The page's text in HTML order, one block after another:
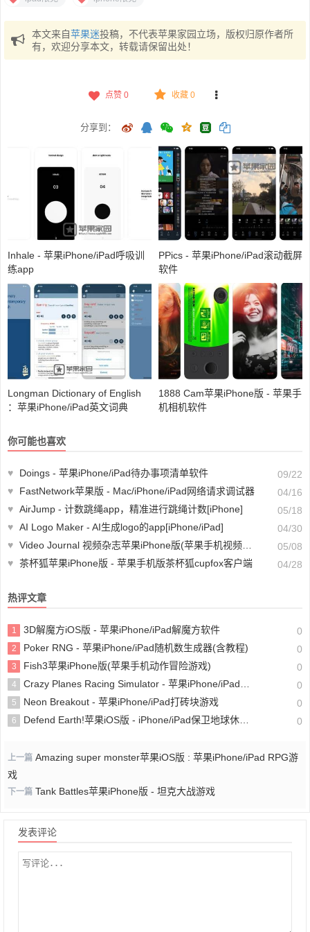
本文来自苹果迷投稿，不代表苹果家园立场，版权归原作者所
有，欢迎分享本文，转载请保留出处！
点赞 0 收藏 0
分享到：
Inhale - 苹果iPhone/iPad呼吸训
练app
PPics - 苹果iPhone/iPad滚动截屏
软件
Longman Dictionary of English
：苹果iPhone/iPad英文词典
1888 Cam苹果iPhone版 - 苹果手
机相机软件
你可能也喜欢
♥ Doings - 苹果iPhone/iPad待办事项清单软件
09/22
♥
FastNetwork苹果版 - Mac/iPhone/iPad网络请求调试器
04/16
♥ AirJump - 计数跳绳app，精准进行跳绳计数[iPhone]
05/18
♥ AI Logo Maker - AI生成logo的app[iPhone/iPad]
04/30
♥ Video Journal 视频杂志苹果iPhone版(苹果手机视频笔记制作软件)
05/08
♥ 茶杯狐苹果iPhone版 - 苹果手机版茶杯狐cupfox客户端 04/28
热评文章
1 3D解魔方iOS版 - 苹果iPhone/iPad解魔方软件 0
2 Poker RNG - 苹果iPhone/iPad随机数生成器(含教程) 0
3 Fish3苹果iPhone版(苹果手机动作冒险游戏) 0
4 Crazy Planes Racing Simulator - 苹果iPhone/iPad疯狂飞机竞速游戏 0
5 Neon Breakout - 苹果iPhone/iPad打砖块游戏 0
6 Defend Earth!苹果iOS版 - iPhone/iPad保卫地球休闲小游戏 0
上一篇 Amazing super monster苹果iOS版 : 苹果iPhone/iPad RPG游
戏
下一篇 Tank Battles苹果iPhone版 - 坦克大战游戏
发表评论